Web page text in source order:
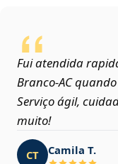
Fui atendida
Branco‑AC
Serviço ágil,
muito!
CT Camila T.